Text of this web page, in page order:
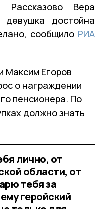
Вера
достойна
сообщило РИА
Максим Егоров
о награждении
пенсионера. По
должно знать
лично, от
области, от
тебя за
геройский